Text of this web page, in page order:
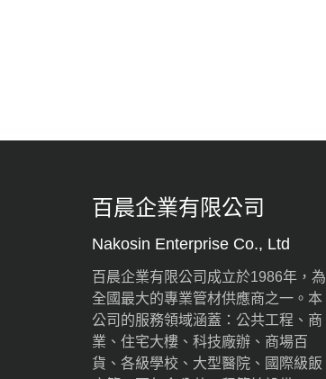
百晨企業有限公司
Nakosin Enterprise Co., Ltd
百晨企業有限公司成立於1986年，為
全國最大的專業管材供應商之一。本
公司的服務領域涵蓋：公共工程、商
業、住宅大樓、科技廠辦、商場百
貨、各級學校、大型醫院、國際級飯